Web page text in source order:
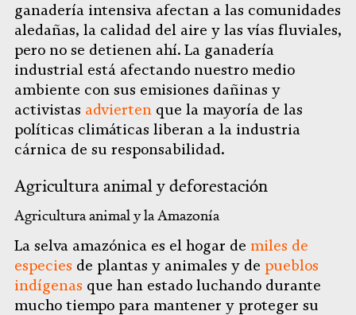
ganadería intensiva afectan a las comunidades
aledañas, la calidad del aire y las vías fluviales,
pero no se detienen ahí. La ganadería
industrial está afectando nuestro medio
ambiente con sus emisiones dañinas y
activistas advierten que la mayoría de las
políticas climáticas liberan a la industria
cárnica de su responsabilidad.
Agricultura animal y deforestación
Agricultura animal y la Amazonía
La selva amazónica es el hogar de miles de
especies de plantas y animales y de pueblos
indígenas que han estado luchando durante
mucho tiempo para mantener y proteger su